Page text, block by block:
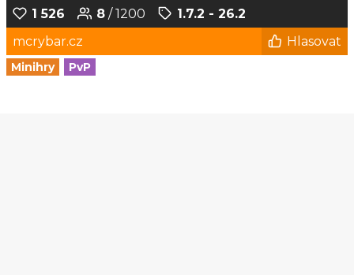
1 526 8 / 1200
1.7.2 - 26.2
mcrybar.cz
Hlasovat
Minihry PvP